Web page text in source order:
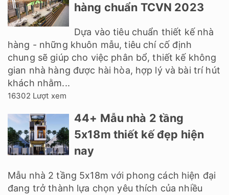
hàng chuẩn TCVN 2023
Dựa vào tiêu chuẩn thiết kế nhà
hàng - những khuôn mẫu, tiêu chí cố định
chung sẽ giúp cho việc phân bổ, thiết kế không
gian nhà hàng được hài hòa, hợp lý và bài trí hút
khách nhằm...
16302 Lượt xem
44+ Mẫu nhà 2 tầng
5x18m thiết kế đẹp hiện
nay
Mẫu nhà 2 tầng 5x18m với phong cách hiện đại
đang trở thành lựa chọn yêu thích của nhiều